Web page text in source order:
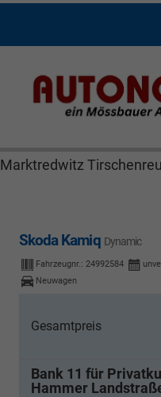
Skoda Kamiq Bayreuth
Brucker Räthel MGS
Marktredwitz
Skoda Kamiq Dynamic
Fahrzeugnr.: 24992584
Neuwagen
Gesamtpreis
Bank 11 für
Hammer